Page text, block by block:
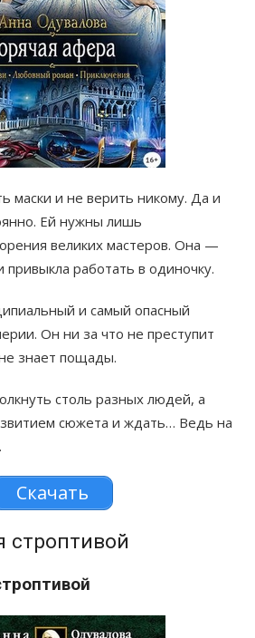
маски и не верить никому. Да и
Ей нужны лишь
великих мастеров. Она —
работать в одиночку.
и самый опасный
Он ни за что не преступит
знает пощады.
столь разных людей, а
сюжета и ждать… Ведь на
Скачать
строптивой